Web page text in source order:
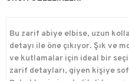
Bu zarif abiye elbise, uzun
detayı ile öne çıkıyor. Şık ve
ve kutlamalar için ideal bir
zarif detayları, giyen kişiye